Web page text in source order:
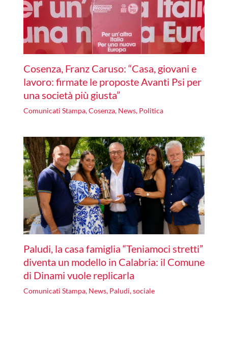
Cosenza, Franz Caruso: “Casa, giovani e
lavoro: firmate le proposte Avanti Psi per
una società più giusta”
Comunicati Stampa,Cosenza, News, Politica
Paludi, la casa famiglia “Teniamoci stretti”
diventa un modello in Calabria: il Comune
di Dinami vuole replicarla
Comunicati Stampa, News, Paludi,sociale